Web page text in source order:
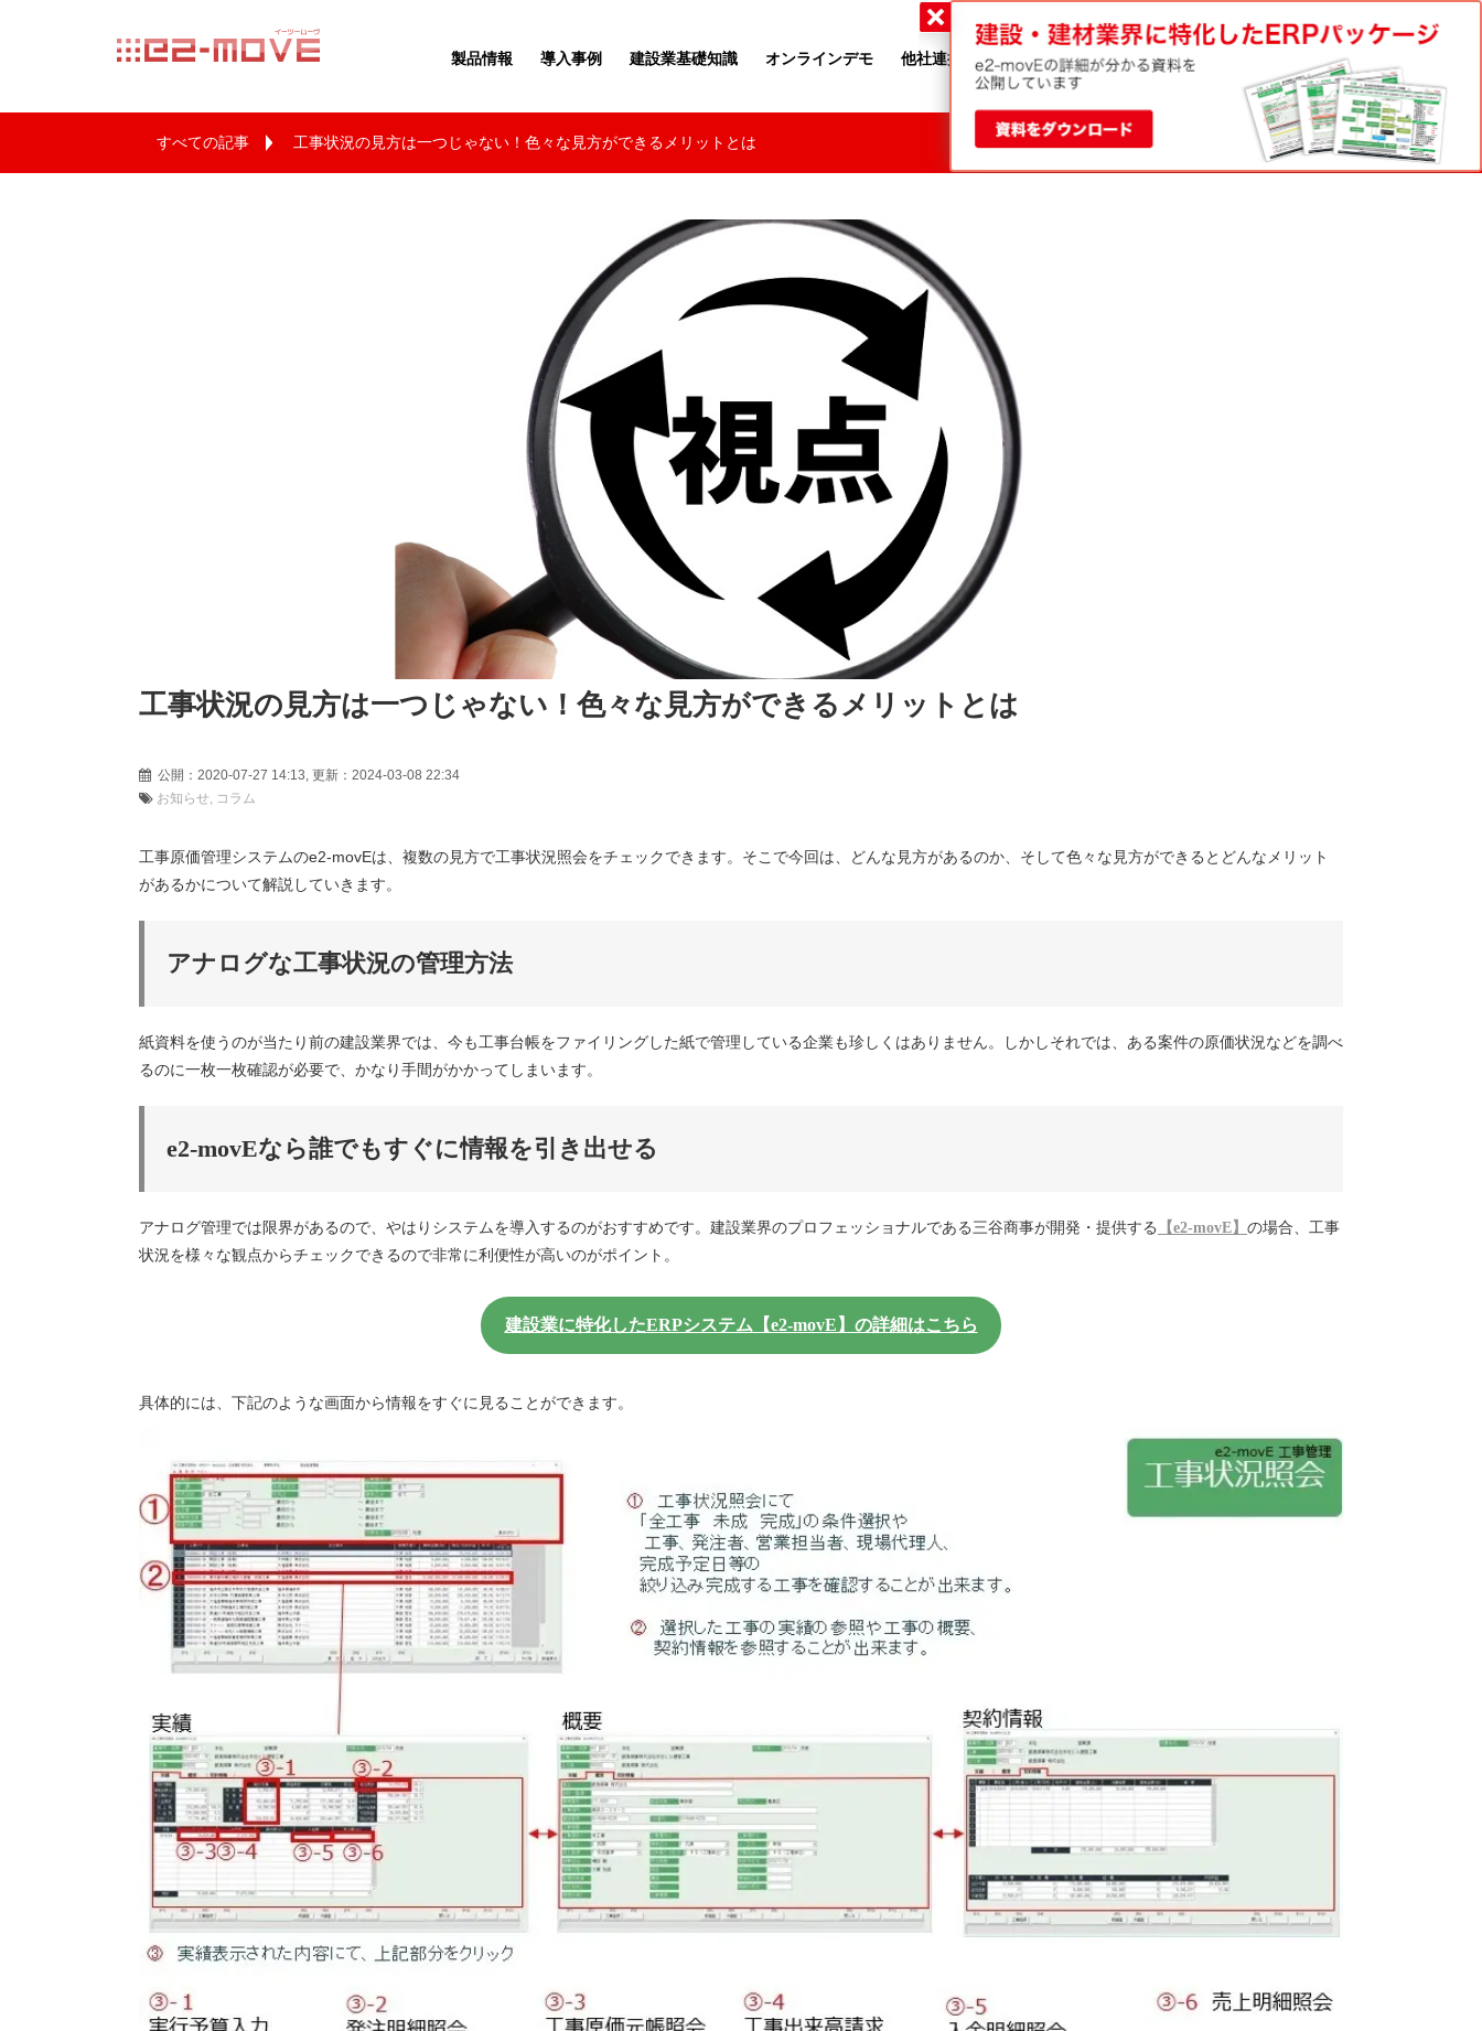
製品情報 導入事例 建設業基礎知識 オンラインデモ 他社連携
電話でのお問い合わせ
0120-188-022
平日9:00-18:00
資料請求
お問い合わせ
すべての記事 工事状況の見方は一つじゃない！色々な見方ができるメリットとは
工事状況の見方は一つじゃない！色々な見方ができるメリットとは
公開：2020-07-27 14:13, 更新：2024-03-08 22:34
お知らせ
コラム
工事原価管理システムのe2-movEは、複数の見方で工事状況照会をチェックできます。そこで今回は、どんな見方があるのか、そして色々な見方ができるとどんなメリット
があるかについて解説していきます。
アナログな工事状況の管理方法
紙資料を使うのが当たり前の建設業界では、今も工事台帳をファイリングした紙で管理している企業も珍しくはありません。しかしそれでは、ある案件の原価状況などを調べ
るのに一枚一枚確認が必要で、かなり手間がかかってしまいます。
e2-movEなら誰でもすぐに情報を引き出せる
アナログ管理では限界があるので、やはりシステムを導入するのがおすすめです。建設業界のプロフェッショナルである三谷商事が開発・提供する 【e2-movE】 の場合、工事
状況を様々な観点からチェックできるので非常に利便性が高いのがポイント。
建設業に特化したERPシステム【e2-movE】の詳細はこちら
具体的には、下記のような画面から情報をすぐに見ることができます。